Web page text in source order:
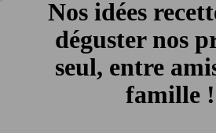
Nos idées
déguster nos
seul, entre
famille !